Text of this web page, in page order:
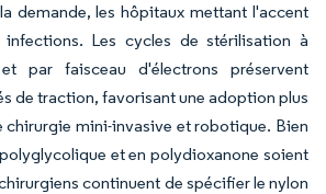
demande, les hôpitaux mettant l'accent
Les cycles de stérilisation à
par faisceau d'électrons préservent
de traction, favorisant une adoption plus
chirurgie mini-invasive et robotique. Bien
et en polydioxanone soient
continuent de spécifier le nylon